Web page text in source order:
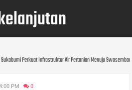
Sukabumi Perkuat Infrastruktur Air Pertanian Menuju
PM 0